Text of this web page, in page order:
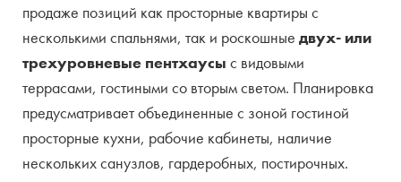
продаже позиций как просторные квартиры с
несколькими спальнями, так и роскошные двух- или
трехуровневые пентхаусы с видовыми
террасами, гостиными со вторым светом. Планировка
предусматривает объединенные с зоной гостиной
просторные кухни, рабочие кабинеты, наличие
нескольких санузлов, гардеробных, постирочных.